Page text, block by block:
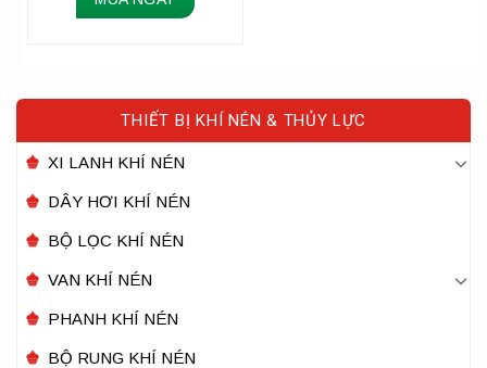
THIẾT BỊ KHÍ NÉN & THỦY LỰC
XI LANH KHÍ NÉN
DÂY HƠI KHÍ NÉN
BỘ LỌC KHÍ NÉN
VAN KHÍ NÉN
PHANH KHÍ NÉN
BỘ RUNG KHÍ NÉN